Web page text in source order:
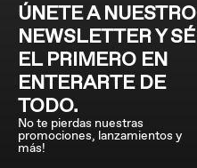
ÚNETE A NUESTRO
NEWSLETTER Y SÉ
EL PRIMERO EN
ENTERARTE DE
TODO.
No te pierdas nuestras
promociones, lanzamientos y
más!